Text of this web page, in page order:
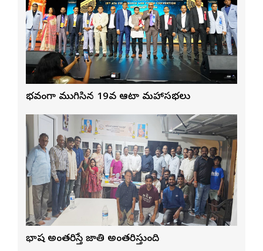
వైభవంగా ముగిసిన 19వ ఆటా మహాసభలు
భాష అంతరిస్తే జాతి అంతరిస్తుంది